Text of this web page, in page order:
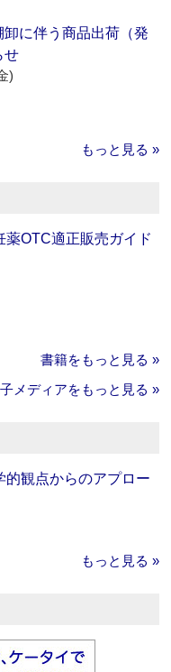
に伴う商品出荷（発
せ
)
もっと見る »
薬OTC適正販売ガイド
書籍をもっと見る »
メディアをもっと見る »
観点からのアプロー
もっと見る »